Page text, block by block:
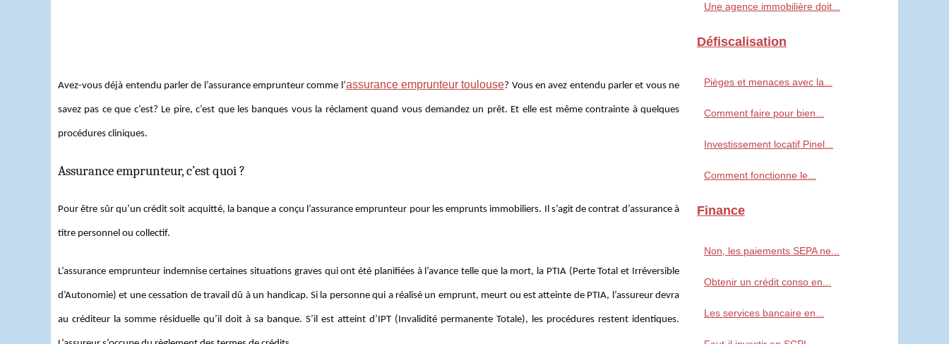
Avez-vous déjà entendu parler de l’assurance emprunteur comme l’assurance emprunteur toulouse? Vous en avez entendu parler et vous ne
savez pas ce que c’est? Le pire, c’est que les banques vous la réclament quand vous demandez un prêt. Et elle est même contrainte à quelques
procédures cliniques.
Assurance emprunteur, c’est quoi ?
Pour être sûr qu’un crédit soit acquitté, la banque a conçu l’assurance emprunteur pour les emprunts immobiliers. Il s’agit de contrat d’assurance à
titre personnel ou collectif.
L’assurance emprunteur indemnise certaines situations graves qui ont été planifiées à l’avance telle que la mort, la PTIA (Perte Total et Irréversible
d’Autonomie) et une cessation de travail dû à un handicap. Si la personne qui a réalisé un emprunt, meurt ou est atteinte de PTIA, l’assureur devra
au créditeur la somme résiduelle qu’il doit à sa banque. S’il est atteint d’IPT (Invalidité permanente Totale), les procédures restent identiques.
Une agence immobilière doit...
Défiscalisation
Pièges et menaces avec la...
Comment faire pour bien...
Investissement locatif Pinel...
Comment fonctionne le...
Finance
Non, les paiements SEPA ne...
Obtenir un crédit conso en...
Les services bancaire en...